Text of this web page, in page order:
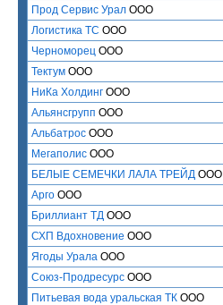
Прод Сервис Урал ООО
Логистика ТС ООО
Черноморец ООО
Тектум ООО
НиКа Холдинг ООО
Альянсгрупп ООО
Альбатрос ООО
Мегаполис ООО
БЕЛЫЕ СЕМЕЧКИ ЛАЛА ТРЕЙД ООО
Арго ООО
Бриллиант ТД ООО
СХП Вдохновение ООО
Ягоды Урала ООО
Союз-Продресурс ООО
Питьевая вода уральская ТК ООО